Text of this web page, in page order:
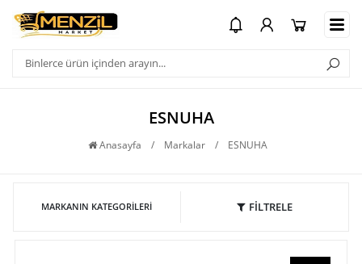
ESNUHA
Anasayfa / Markalar / ESNUHA
MARKANIN KATEGORILERI FİLTRELE